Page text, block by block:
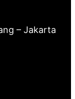
– Jakarta